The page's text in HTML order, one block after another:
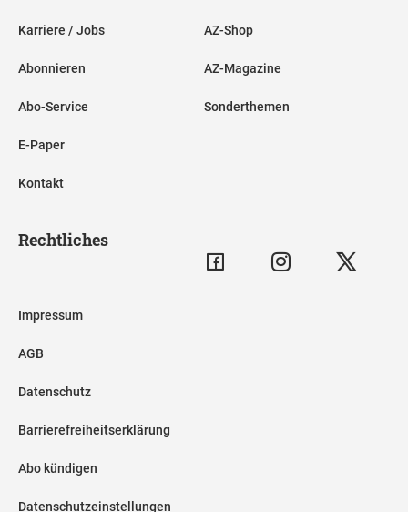
Karriere / Jobs
Abonnieren
Abo-Service
E-Paper
Kontakt
AZ-Shop
AZ-Magazine
Sonderthemen
Rechtliches
Impressum
AGB
Datenschutz
Barrierefreiheitserklärung
Abo kündigen
Datenschutzeinstellungen